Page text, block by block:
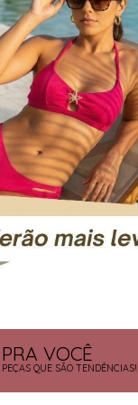
PRA VOCÊ
PEÇAS QUE SÃO TENDÊNCIAS!